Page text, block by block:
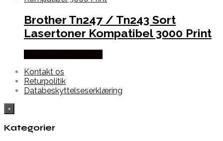
Brother Tn247 / Tn243 Sort
Lasertoner Kompatibel 3000 Print
Kontakt os
Returpolitik
Databeskyttelseserklæring
×
Kategorier